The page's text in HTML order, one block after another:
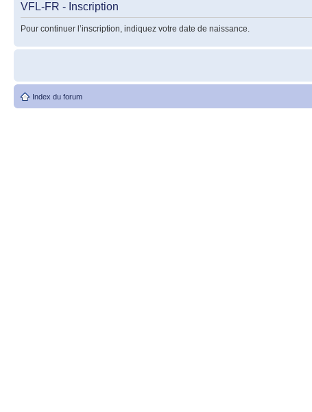
VFL-FR - Inscription
Pour continuer l’inscription, indiquez votre date de naissance.
Index du forum